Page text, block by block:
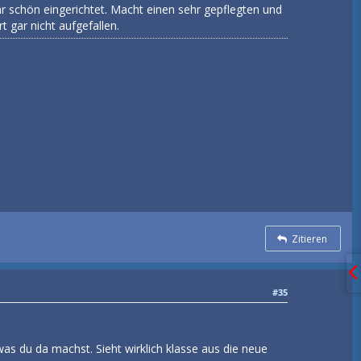
schön eingerichtet. Macht einen sehr gepflegten und
gar nicht aufgefallen.
Zitieren
#35
du da machst. Sieht wirklich klasse aus die neue